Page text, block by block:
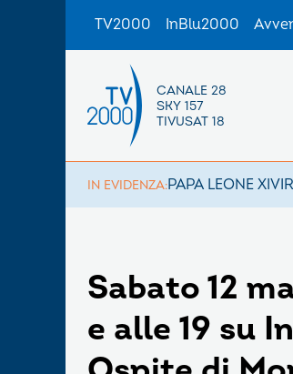
TV2000 InBlu2000
CANALE 28
SKY 157
TIVUSAT 18
IN EVIDENZA:PAPA LEONE XIV
Sabato 12
e alle 19 su